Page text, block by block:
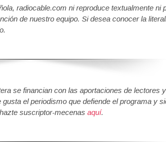
radiocable.com ni reproduce textualmente ni
de nuestro equipo. Si desea conocer la
se financian con las aportaciones de lectores
el periodismo que defiende el programa y
suscriptor-mecenas aquí.